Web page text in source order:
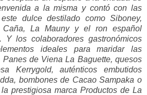
a la misma y contó con las
dulce destilado como Siboney,
Caña, La Mauny y el ron español
Y los colaboradores gastronómicos
ideales para maridar las
de Viena La Baguette, quesos
Kerrygold, auténticos embutidos
bombones de Cacao Sampaka o
prestigiosa marca Productos de La